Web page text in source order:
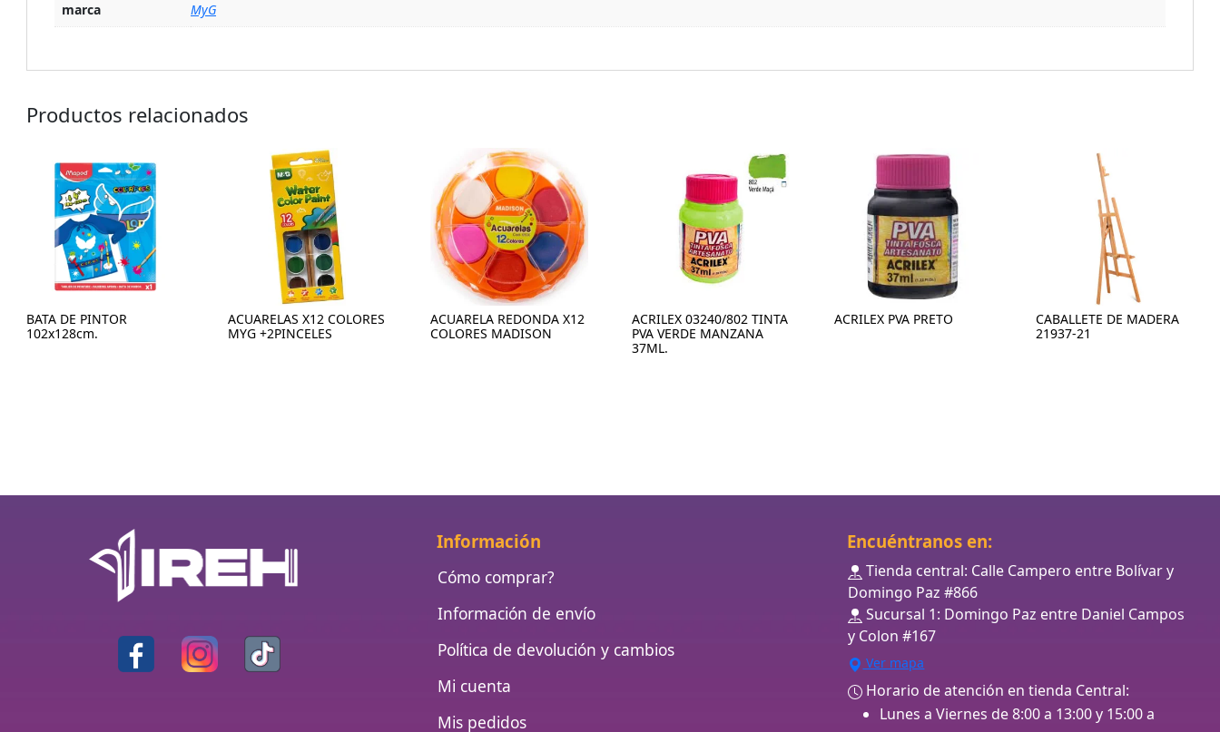
marca MyG
Productos relacionados
BATA DE PINTOR
102x128cm.
ACUARELAS X12 COLORES
MYG +2PINCELES
ACUARELA REDONDA X12
COLORES MADISON
ACRILEX 03240/802 TINTA
PVA VERDE MANZANA
37ML.
ACRILEX PVA PRETO
CABALLETE DE MADERA
21937-21
Información
Cómo comprar?
Información de envío
Política de devolución y cambios
Mi cuenta
Mis pedidos
Encuéntranos en:
Tienda central: Calle Campero entre Bolívar y
Domingo Paz #866
Sucursal 1: Domingo Paz entre Daniel Campos
y Colon #167
Ver mapa
Horario de atención en tienda Central:
Lunes a Viernes de 8:00 a 13:00 y 15:00 a